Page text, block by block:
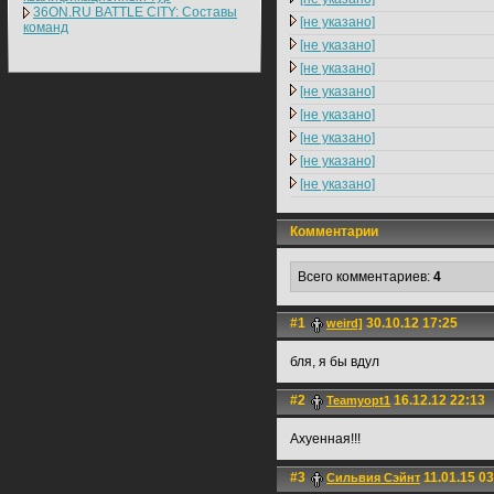
36ON.RU BATTLE CITY: Составы
команд
[не указано]
[не указано]
[не указано]
[не указано]
[не указано]
[не указано]
[не указано]
[не указано]
Комментарии
Всего комментариев: 4
#1 weird] 30.10.12 17:25
бля, я бы вдул
#2 Teamyopt1 16.12.12 22:13
Ахуенная!!!
#3 Сильвия Сэйнт 11.01.15